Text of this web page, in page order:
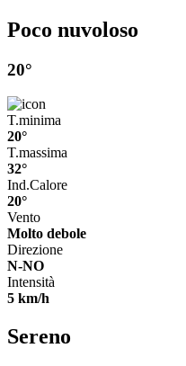
Poco nuvoloso
20°
T.minima
20°
T.massima
32°
Ind.Calore
20°
Vento
Molto debole
Direzione
N-NO
Intensità
5 km/h
Sereno